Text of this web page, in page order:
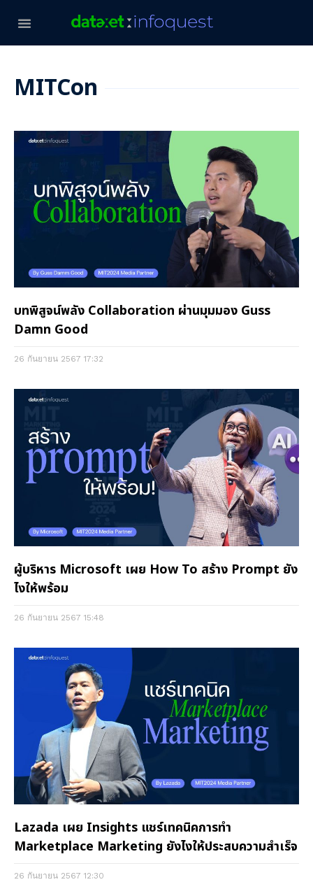
MITCon
บทพิสูจน์พลัง Collaboration ผ่านมุมมอง Guss
Damn Good
26 กันยายน 2567 17:32
ผู้บริหาร Microsoft เผย How To สร้าง Prompt ยัง
ไงให้พร้อม
26 กันยายน 2567 15:48
Lazada เผย Insights แชร์เทคนิคการทำ
Marketplace Marketing ยังไงให้ประสบความสำเร็จ
26 กันยายน 2567 12:30